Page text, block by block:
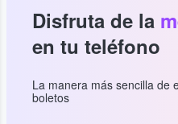
Disfruta de la
en tu teléfono
La manera más sencilla de
boletos